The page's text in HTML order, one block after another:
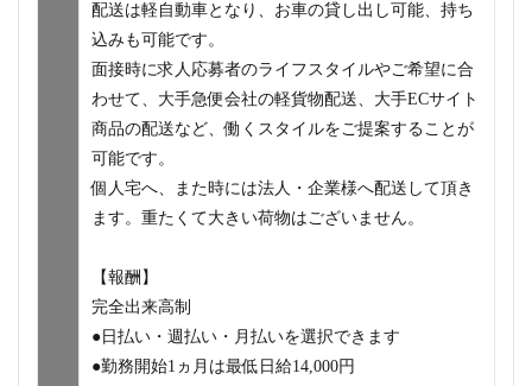
配送は軽自動車となり、お車の貸し出し可能、持ち
込みも可能です。
面接時に求人応募者のライフスタイルやご希望に合
わせて、大手急便会社の軽貨物配送、大手ECサイト
商品の配送など、働くスタイルをご提案することが
可能です。
個人宅へ、また時には法人・企業様へ配送して頂き
ます。重たくて大きい荷物はございません。
【報酬】
完全出来高制
●日払い・週払い・月払いを選択できます
●勤務開始1ヵ月は最低日給14,000円